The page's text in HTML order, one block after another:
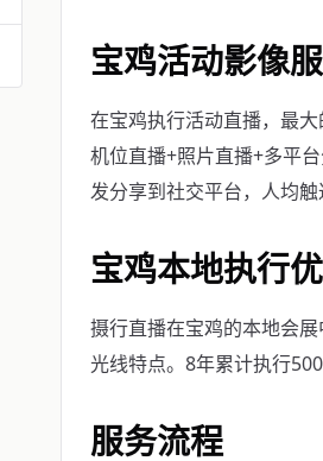
宝鸡活动影像
在宝鸡执行活动直播，最
机位直播+照片直播+多平
发分享到社交平台，人均触
宝鸡本地执行
摄行直播在宝鸡的本地会
光线特点。8年累计执行
服务流程